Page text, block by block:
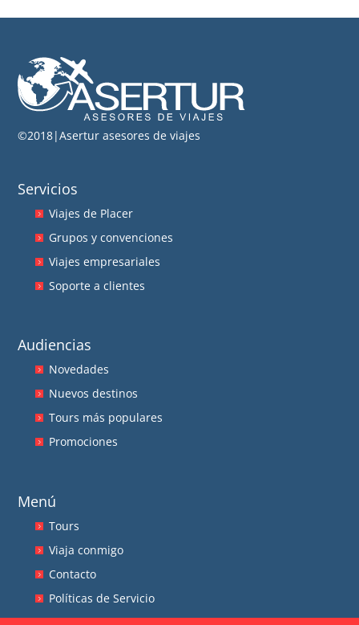
©2018|Asertur asesores de viajes
Servicios
Viajes de Placer
Grupos y convenciones
Viajes empresariales
Soporte a clientes
Audiencias
Novedades
Nuevos destinos
Tours más populares
Promociones
Menú
Tours
Viaja conmigo
Contacto
Políticas de Servicio